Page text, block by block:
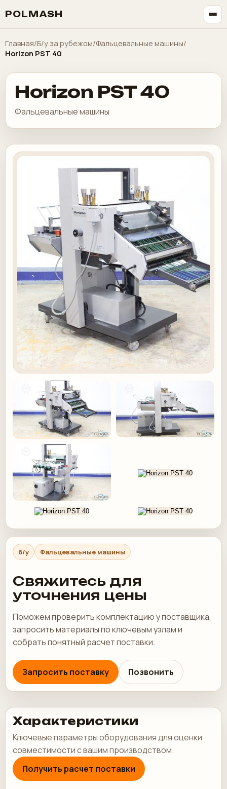
POLMASH
Главная/Б/у за рубежом/Фальцевальные машины/
Horizon PST 40
Horizon PST 40
Фальцевальные машины
б/у Фальцевальные машины
Свяжитесь для
уточнения цены
Поможем проверить комплектацию у поставщика,
запросить материалы по ключевым узлам и
собрать понятный расчет поставки.
Запросить поставку Позвонить
Характеристики
Ключевые параметры оборудования для оценки
совместимости с вашим производством.
Получить расчет поставки